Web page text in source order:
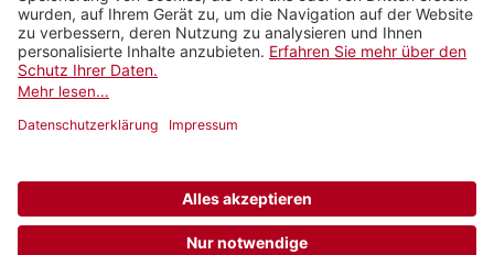
Impressum
Rechtliches
Netiquette